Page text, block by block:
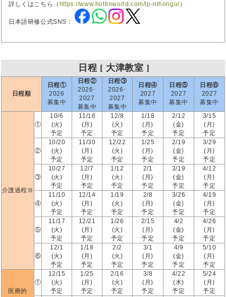
詳しくはこちら（ https://www.hotlinworld.com/lp-nihongo/）
日本語研修公式SNS：
日程 [ 大津教室 ]
日程順
日程①
2026
募集中
日程②
2026･
2027
募集中
日程③
2026･
2027
募集中
日程④
2027
募集中
日程⑤
2027
募集中
日程⑥
2027
募集中
介護過程Ⅲ
①
10/6
(火)
予定
11/16
(月)
予定
12/8
(火)
予定
1/18
(月)
予定
2/12
(金)
予定
3/15
(月)
予定
②
10/20
(火)
予定
11/30
(月)
予定
12/22
(火)
予定
1/25
(月)
予定
2/19
(金)
予定
3/29
(月)
予定
③
10/27
(火)
予定
12/7
(月)
予定
1/12
(火)
予定
2/1
(月)
予定
3/19
(金)
予定
4/12
(月)
予定
④
11/10
(火)
予定
12/14
(月)
予定
1/19
(火)
予定
2/8
(月)
予定
3/26
(金)
予定
4/19
(月)
予定
⑤
11/17
(火)
予定
12/21
(月)
予定
1/26
(火)
予定
2/15
(月)
予定
4/2
(金)
予定
4/26
(月)
予定
⑥
12/1
(火)
予定
1/18
(月)
予定
2/2
(火)
予定
3/1
(月)
予定
4/9
(金)
予定
5/10
(月)
予定
医療的
①
12/15
(火)
予定
1/25
(月)
予定
2/16
(火)
予定
3/8
(月)
予定
4/22
(木)
予定
5/24
(月)
予定